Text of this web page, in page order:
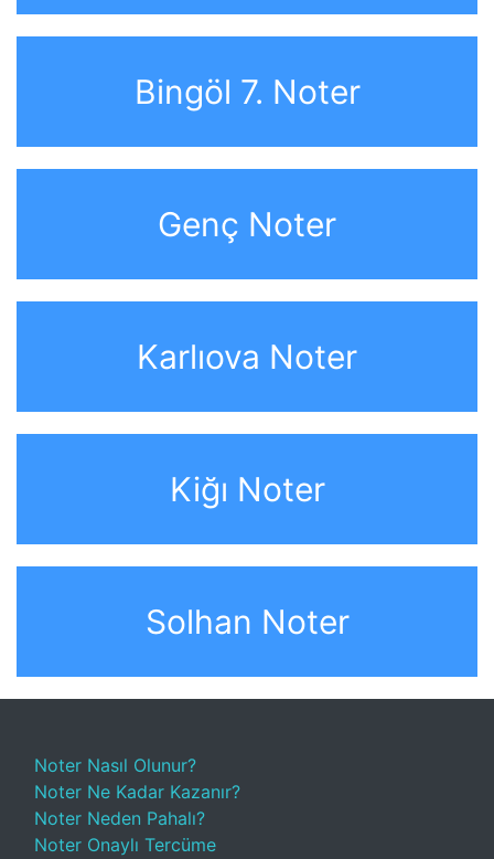
Bingöl 7. Noter
Genç Noter
Karlıova Noter
Kiğı Noter
Solhan Noter
Noter Nasıl Olunur?
Noter Ne Kadar Kazanır?
Noter Neden Pahalı?
Noter Onaylı Tercüme